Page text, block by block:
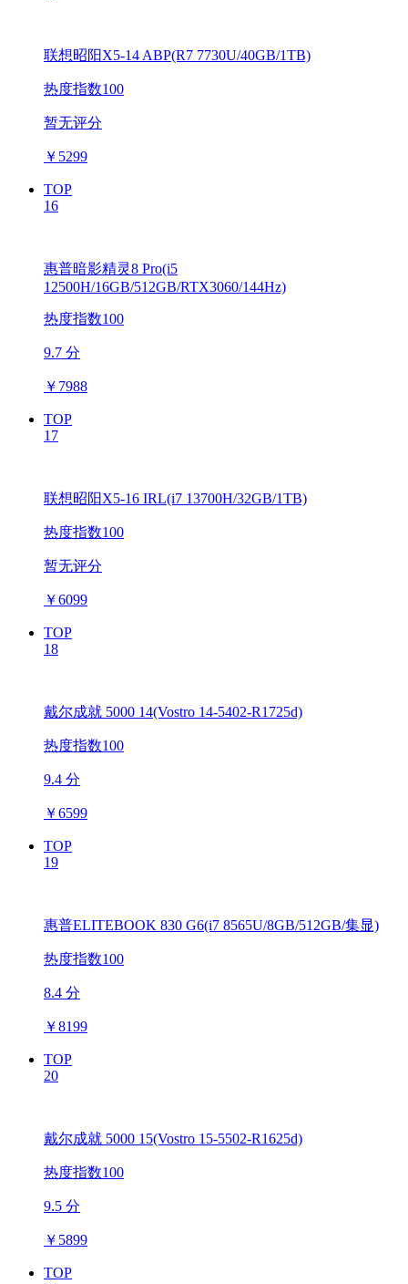
联想昭阳X5-14 ABP(R7 7730U/40GB/1TB)
热度指数100
暂无评分
￥ 5299
TOP
16
惠普暗影精灵8 Pro(i5
12500H/16GB/512GB/RTX3060/144Hz)
热度指数100
9.7 分
￥ 7988
TOP
17
联想昭阳X5-16 IRL(i7 13700H/32GB/1TB)
热度指数100
暂无评分
￥6099
TOP
18
戴尔成就 5000 14(Vostro 14-5402-R1725d)
热度指数100
9.4 分
￥6599
TOP
19
惠普ELITEBOOK 830 G6(i7 8565U/8GB/512GB/集显)
热度指数100
8.4 分
￥8199
TOP
20
戴尔成就 5000 15(Vostro 15-5502-R1625d)
热度指数100
9.5 分
￥ 5899
TOP